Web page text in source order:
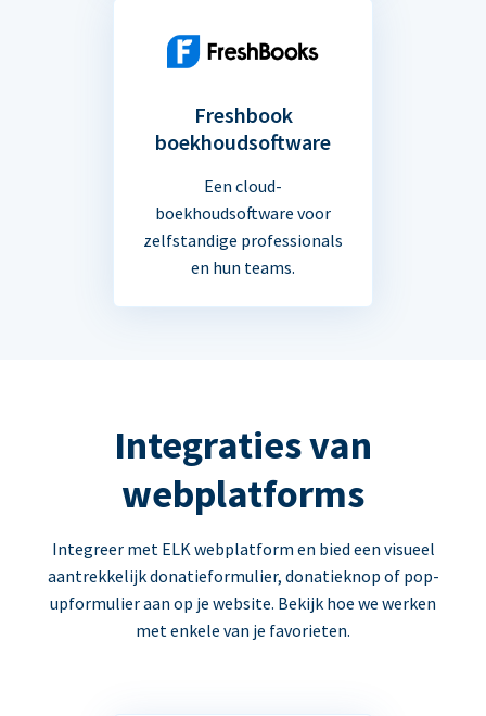
Freshbook
boekhoudsoftware
Een cloud-
boekhoudsoftware voor
zelfstandige professionals
en hun teams.
Integraties van
webplatforms
Integreer met ELK webplatform en bied een visueel
aantrekkelijk donatieformulier, donatieknop of pop-
upformulier aan op je website. Bekijk hoe we werken
met enkele van je favorieten.